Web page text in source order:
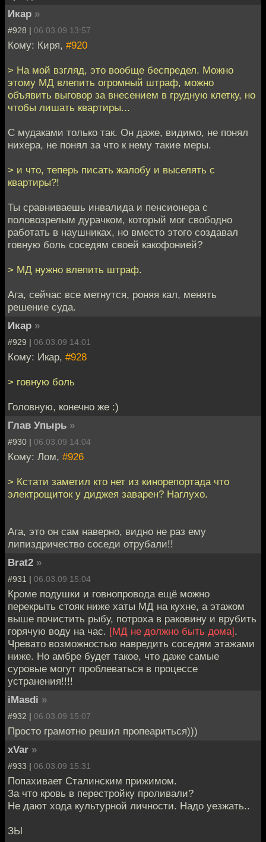
Икар »
#928 | 06.03.09 13:57
Кому: Киря, #920
> На мой взгляд, это вообще беспредел. Можно
этому МД влепить огромный штраф, можно
объявить выговор за внесением в грудную клетку, но
чтобы лишать квартиры...
С мудаками только так. Он даже, видимо, не понял
нихера, не понял за что к нему такие меры.
> и что, теперь писать жалобу и выселять с
квартиры?!
Ты сравниваешь инвалида и пенсионера с
половозрелым дурачком, который мог свободно
работать в наушниках, но вместо этого создавал
говную боль соседям своей какофонией?
> МД нужно влепить штраф.
Ага, сейчас все метнутся, роняя кал, менять
решение суда.
Икар »
#929 | 06.03.09 14:01
Кому: Икар, #928
> говную боль
Головную, конечно же :)
Глав Упырь »
#930 | 06.03.09 14:04
Кому: Лом, #926
> Кстати заметил кто нет из кинорепортада что
электрощиток у диджея заварен? Наглухо.
Ага, это он сам наверно, видно не раз ему
липиздричество соседи отрубали!!
Brat2 »
#931 | 06.03.09 15:04
Кроме подушки и говнопровода ещё можно
перекрыть стояк ниже хаты МД на кухне, а этажом
выше почистить рыбу, потроха в раковину и врубить
горячую воду на час. [МД не должно быть дома].
Чревато возможностью навредить соседям этажами
ниже. Но амбре будет такое, что даже самые
суровые могут проблеваться в процессе
устранения!!!!
iMasdi »
#932 | 06.03.09 15:07
Просто грамотно решил пропеариться)))
xVar »
#933 | 06.03.09 15:31
Попахивает Сталинским прижимом.
За что кровь в перестройку проливали?
Не дают хода культурной личности. Надо уезжать..
ЗЫ